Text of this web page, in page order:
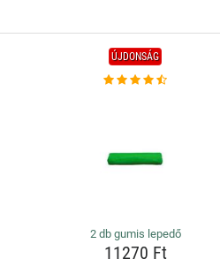
ÚJDONSÁG
2 db gumis lepedő
11270 Ft